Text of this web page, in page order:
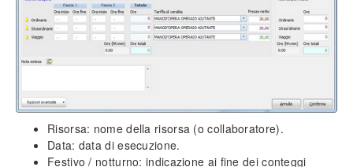
Listini e banche dati
Listini Open
Selezione di un listino
Ricercare un articolo
Selezione articoli da listino
Documenti
Caratteristiche comuni
DDT (Documenti di trasporto)
Risorsa: nome della risorsa (o collaboratore).
Data: data di esecuzione.
Festivo / notturno: indicazione ai fine dei conteggi